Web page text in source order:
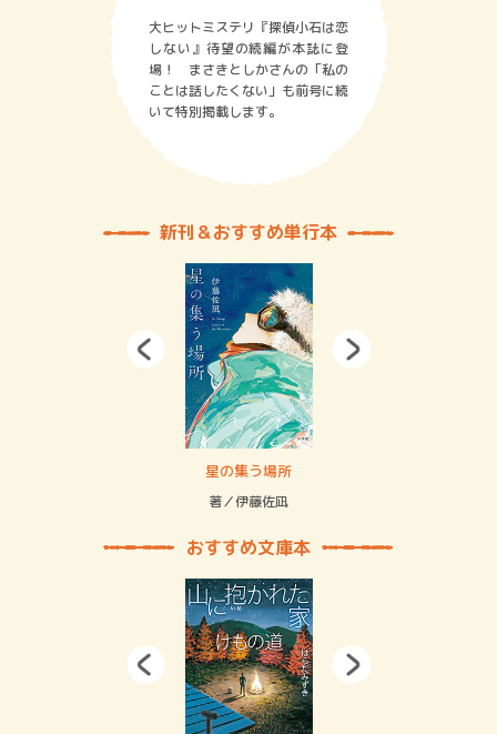
大ヒットミステリ『探偵小石は恋
しない』待望の続編が本誌に登
場！ まさきとしかさんの「私の
ことは話したくない」も前号に続
いて特別掲載します。
新刊＆おすすめ単行本
星の集う場所
著／伊藤佐凪
おすすめ文庫本